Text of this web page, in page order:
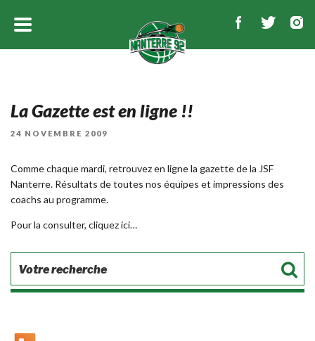
La Gazette est en ligne !!
PUBLIÉ
24 NOVEMBRE 2009
Comme chaque mardi, retrouvez en ligne la gazette de la JSF
Nanterre. Résultats de toutes nos équipes et impressions des
coachs au programme.
Pour la consulter, cliquezici…